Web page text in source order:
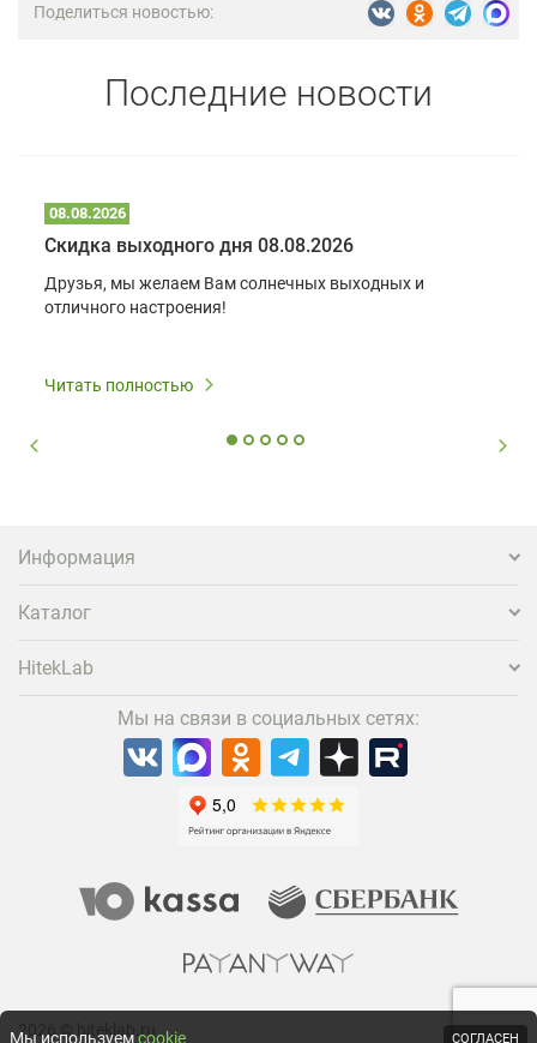
Поделиться новостью:
Последние новости
08.08.2026
Скидка выходного дня 08.08.2026
Друзья, мы желаем Вам солнечных выходных и
отличного настроения!
Читать полностью
Информация
Каталог
HitekLab
Мы на связи в социальных сетях:
2026 © hiteklab.ru
Мы используемcookie СОГЛАСЕН